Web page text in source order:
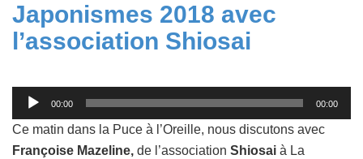
Japonismes 2018 avec
l’association Shiosai
Lecteur
audio
00:00 00:00
Ce matin dans la Puce à l’Oreille, nous discutons avec
Françoise Mazeline, de l’association Shiosai à La